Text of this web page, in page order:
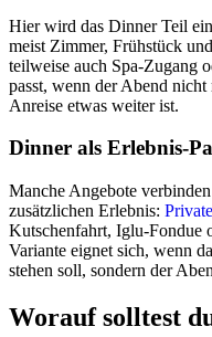
Hier wird das Dinner Teil
meist Zimmer, Frühstück
teilweise auch Spa-Zugang
passt, wenn der Abend
Anreise etwas weiter ist.
Dinner als Erlebnis-
Manche Angebote
zusätzlichen Erlebnis:
Kutschenfahrt, Iglu-Fondue
Variante eignet sich, wenn
stehen soll, sondern der
Worauf solltest